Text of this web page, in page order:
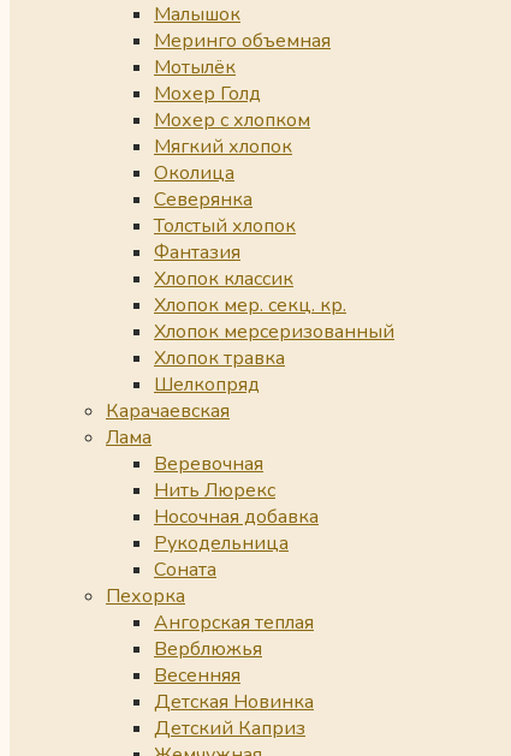
Малышок
Меринго объемная
Мотылёк
Мохер Голд
Мохер с хлопком
Мягкий хлопок
Околица
Северянка
Толстый хлопок
Фантазия
Хлопок классик
Хлопок мер. секц. кр.
Хлопок мерсеризованный
Хлопок травка
Шелкопряд
Карачаевская
Лама
Веревочная
Нить Люрекс
Носочная добавка
Рукодельница
Соната
Пехорка
Ангорская теплая
Верблюжья
Весенняя
Детская Новинка
Детский Каприз